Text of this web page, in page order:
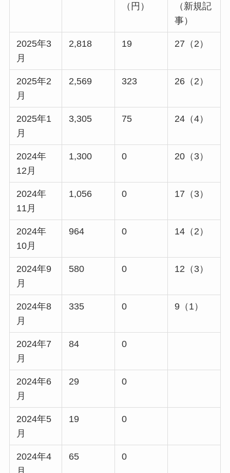
（円）
（新規記
事）
2025年3
月
2,818 19 27（2）
2025年2
月
2,569 323 26（2）
2025年1
月
3,305 75 24（4）
2024年
12月
1,300 0 20（3）
2024年
11月
1,056 0 17（3）
2024年
10月
964 0 14（2）
2024年9
月
580 0 12（3）
2024年8
月
335 0 9（1）
2024年7
月
84 0
2024年6
月
29 0
2024年5
月
19 0
2024年4
月
65 0